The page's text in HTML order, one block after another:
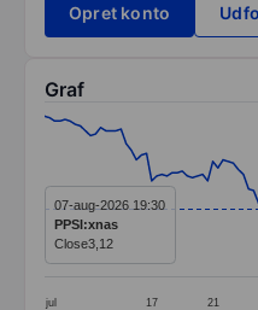
Opret konto
Graf
Chart
Line chart with 84 data
The chart has 1 X axis
The chart has 1 Y
jul 17 21
07-aug-2026 19:30
PPSI:xnas
Close3,12